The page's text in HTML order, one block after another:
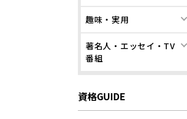
趣味・実用
著名人・エッセイ・TV
番組
資格GUIDE